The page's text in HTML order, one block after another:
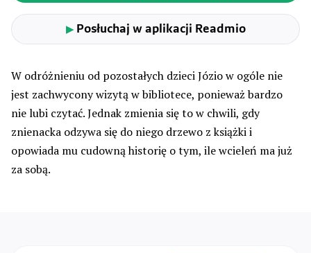
▶Posłuchaj w aplikacji Readmio
W odróżnieniu od pozostałych dzieci Józio w ogóle nie
jest zachwycony wizytą w bibliotece, ponieważ bardzo
nie lubi czytać. Jednak zmienia się to w chwili, gdy
znienacka odzywa się do niego drzewo z książki i
opowiada mu cudowną historię o tym, ile wcieleń ma już
za sobą.